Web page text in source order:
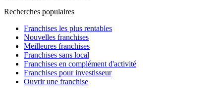
Recherches populaires
Franchises les plus rentables
Nouvelles franchises
Meilleures franchises
Franchises sans local
Franchises en complément d'activité
Franchises pour investisseur
Ouvrir une franchise